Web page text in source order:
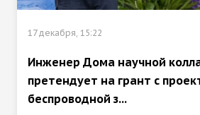
17 декабря, 15:22
Инженер Дома научной
претендует на грант с
беспроводной з...